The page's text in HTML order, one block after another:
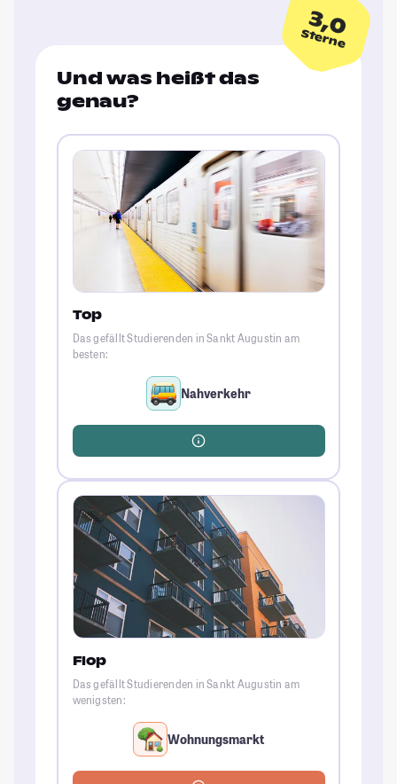
3,0
Sterne
Und was heißt das
genau?
Top
Das gefällt Studierenden in Sankt Augustin am
besten:
Nahverkehr
Flop
Das gefällt Studierenden in Sankt Augustin am
wenigsten:
Wohnungsmarkt